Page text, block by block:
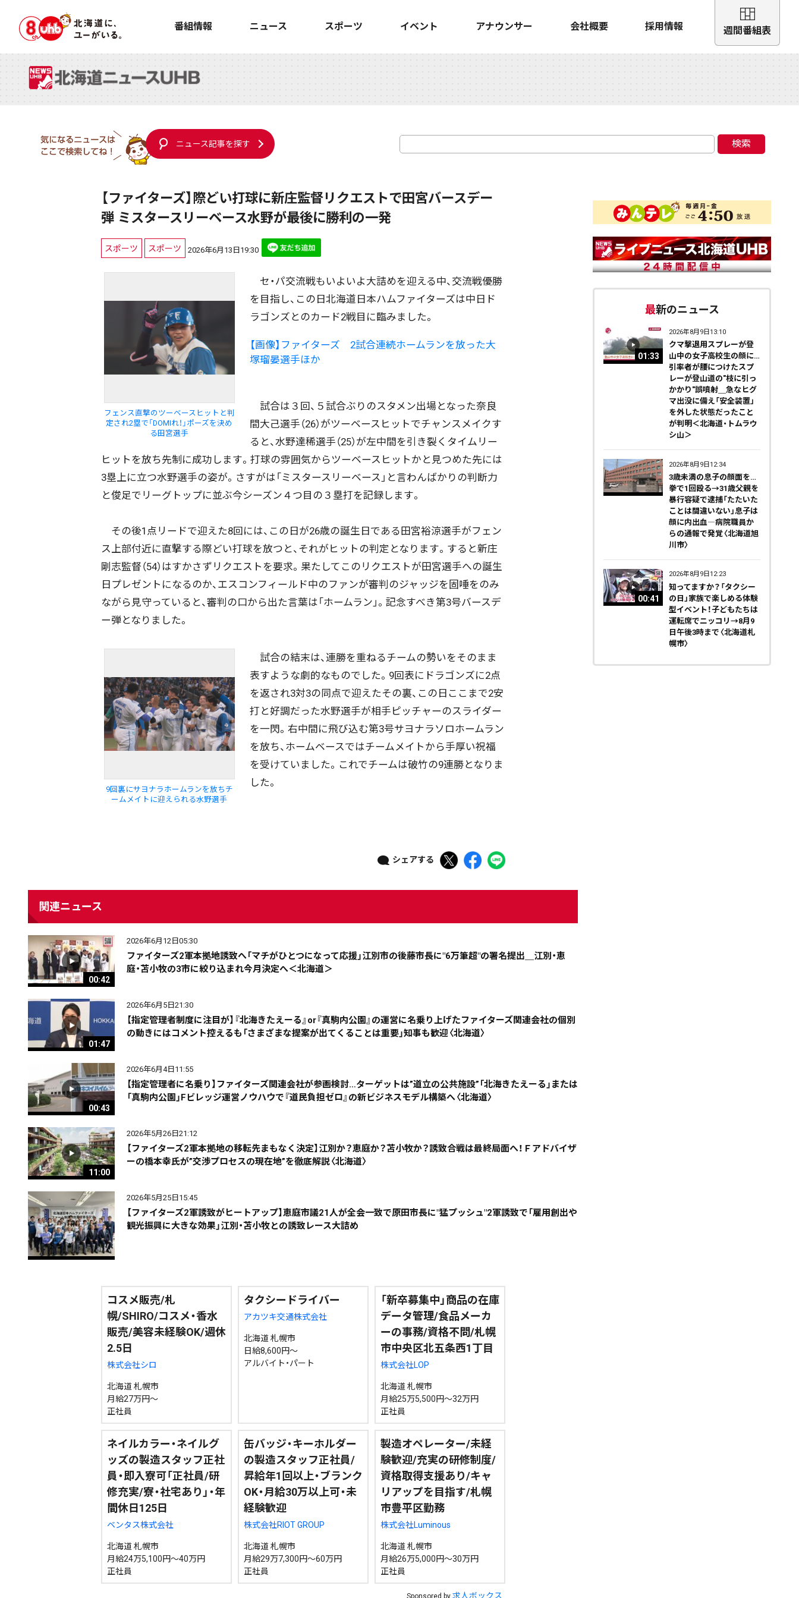
番組情報 ニュース スポーツ イベント アナウンサー 会社概要 採用情報 週間番組表
ニュース記事を探す 検索
【ファイターズ】際どい打球に新庄監督リクエストで田宮バースデー
弾 ミスタースリーベース水野が最後に勝利の一発
スポーツ スポーツ 2026年6月13日19:30
フェンス直撃のツーベースヒットと判
定され2塁で「DOMIれ！」ポーズを決め
る田宮選手
セ・パ交流戦もいよいよ大詰めを迎える中、交流戦優勝
を目指し、この日北海道日本ハムファイターズは中日ド
ラゴンズとのカード2戦目に臨みました。
【画像】ファイターズ 2試合連続ホームランを放った大
塚瑠晏選手ほか
試合は３回、５試合ぶりのスタメン出場となった奈良
間大己選手（26）がツーベースヒットでチャンスメイクす
ると、水野達稀選手（25）が左中間を引き裂くタイムリー
ヒットを放ち先制に成功します。打球の雰囲気からツーベースヒットかと見つめた先には
3塁上に立つ水野選手の姿が。さすがは「ミスタースリーベース」と言わんばかりの判断力
と俊足でリーグトップに並ぶ今シーズン４つ目の３塁打を記録します。
その後1点リードで迎えた8回には、この日が26歳の誕生日である田宮裕涼選手がフェン
ス上部付近に直撃する際どい打球を放つと、それがヒットの判定となります。すると新庄
剛志監督（54）はすかさずリクエストを要求。果たしてこのリクエストが田宮選手への誕生
日プレゼントになるのか、エスコンフィールド中のファンが審判のジャッジを固唾をのみ
ながら見守っていると、審判の口から出た言葉は「ホームラン」。記念すべき第3号バースデ
ー弾となりました。
9回裏にサヨナラホームランを放ちチ
ームメイトに迎えられる水野選手
試合の結末は、連勝を重ねるチームの勢いをそのまま
表すような劇的なものでした。9回表にドラゴンズに2点
を返され3対3の同点で迎えたその裏、この日ここまで2安
打と好調だった水野選手が相手ピッチャーのスライダー
を一閃。右中間に飛び込む第3号サヨナラソロホームラン
を放ち、ホームベースではチームメイトから手厚い祝福
を受けていました。これでチームは破竹の9連勝となりま
した。
シェアする
関連ニュース
00:42
2026年6月12日05:30
ファイターズ2軍本拠地誘致へ「マチがひとつになって応援」江別市の後藤市長に"6万筆超"の署名提出＿江別・恵
庭・苫小牧の3市に絞り込まれ今月決定へ＜北海道＞
01:47
2026年6月5日21:30
【指定管理者制度に注目が】『北海きたえーる』or『真駒内公園』の運営に名乗り上げたファイターズ関連会社の個別
の動きにはコメント控えるも「さまざまな提案が出てくることは重要」知事も歓迎〈北海道〉
00:43
2026年6月4日11:55
【指定管理者に名乗り】ファイターズ関連会社が参画検討…ターゲットは”道立の公共施設”「北海きたえーる」または
「真駒内公園」Fビレッジ運営ノウハウで『道民負担ゼロ』の新ビジネスモデル構築へ〈北海道〉
11:00
2026年5月26日21:12
【ファイターズ2軍本拠地の移転先まもなく決定】江別か？恵庭か？苫小牧か？誘致合戦は最終局面へ！Ｆアドバイザ
ーの橋本幸氏が”交渉プロセスの現在地”を徹底解説〈北海道〉
2026年5月25日15:45
【ファイターズ2軍誘致がヒートアップ】恵庭市議21人が全会一致で原田市長に"猛プッシュ"2軍誘致で「雇用創出や
観光振興に大きな効果」江別・苫小牧との誘致レース大詰め
コスメ販売/札
幌/SHIRO/コスメ・香水
販売/美容未経験OK/週休
2.5日
株式会社シロ
北海道 札幌市
月給27万円～
正社員
タクシードライバー
アカツキ交通株式会社
北海道 札幌市
日給8,600円～
アルバイト・パート
「新卒募集中」商品の在庫
データ管理/食品メーカ
ーの事務/資格不問/札幌
市中央区北五条西1丁目
株式会社LOP
北海道 札幌市
月給25万5,500円～32万円
正社員
ネイルカラー・ネイルグ
ッズの製造スタッフ正社
員・即入寮可「正社員/研
修充実/寮・社宅あり」・年
間休日125日
ベンタス株式会社
北海道 札幌市
月給24万5,100円～40万円
正社員
缶バッジ・キーホルダー
の製造スタッフ正社員/
昇給年1回以上・ブランク
OK・月給30万以上可・未
経験歓迎
株式会社RIOT GROUP
北海道 札幌市
月給29万7,300円～60万円
正社員
製造オペレーター/未経
験歓迎/充実の研修制度/
資格取得支援あり/キャ
リアップを目指す/札幌
市豊平区勤務
株式会社Luminous
北海道 札幌市
月給26万5,000円～30万円
正社員
Sponsored by 求人ボックス
最新のニュース
01:33
2026年8月9日13:10
クマ撃退用スプレーが登
山中の女子高校生の顔に…
引率者が腰につけたスプ
レーが登山道の"枝に引っ
かかり"誤噴射＿急なヒグ
マ出没に備え「安全装置」
を外した状態だったこと
が判明＜北海道・トムラウ
シ山＞
2026年8月9日12:34
3歳未満の息子の顔面を…
拳で1回殴る→31歳父親を
暴行容疑で逮捕「たたいた
ことは間違いない」息子は
顔に内出血―病院職員か
らの通報で発覚〈北海道旭
川市〉
00:41
2026年8月9日12:23
知ってますか？「タクシー
の日」家族で楽しめる体験
型イベント！子どもたちは
運転席でニッコリ→8月9
日午後3時まで〈北海道札
幌市〉
配信日 きのう 08月07日 08月06日
エンタメ・スポーツ
期間を絞る
カテゴリで絞る